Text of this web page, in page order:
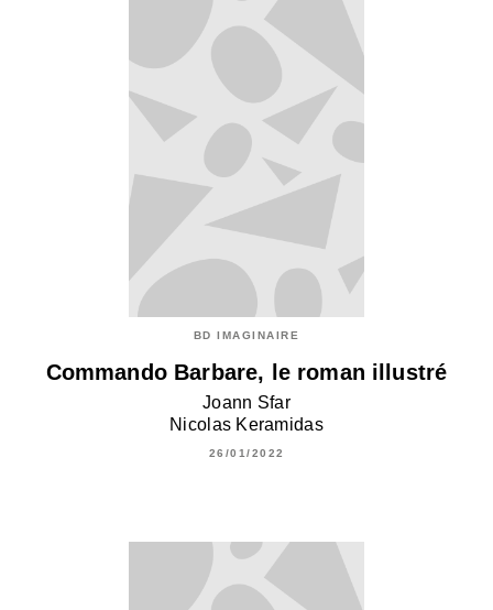
BD IMAGINAIRE
Commando Barbare, le roman illustré
Joann Sfar
Nicolas Keramidas
26/01/2022